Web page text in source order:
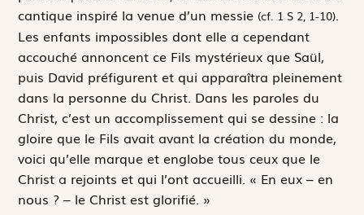
cantique inspiré la venue d’un messie (cf. 1 S 2, 1-10).
Les enfants impossibles dont elle a cependant
accouché annoncent ce Fils mystérieux que Saül,
puis David préfigurent et qui apparaîtra pleinement
dans la personne du Christ. Dans les paroles du
Christ, c’est un accomplissement qui se dessine : la
gloire que le Fils avait avant la création du monde,
voici qu’elle marque et englobe tous ceux que le
Christ a rejoints et qui l’ont accueilli. « En eux – en
nous ? – le Christ est glorifié. »